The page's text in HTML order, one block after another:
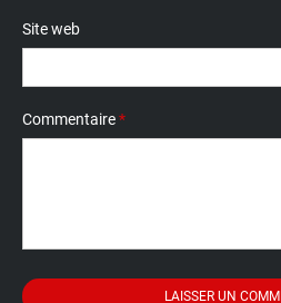
Site web
Commentaire*